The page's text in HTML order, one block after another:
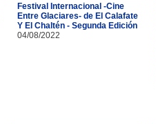
Festival Internacional -Cine
Entre Glaciares- de El Calafate
Y El Chaltén - Segunda Edición
04/08/2022